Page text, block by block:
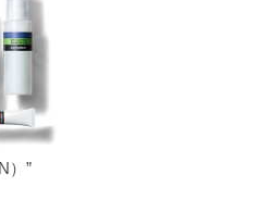
が毛穴の開きが気にな
。気に入っています。
）”